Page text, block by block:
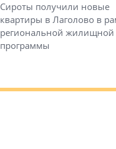
Сироты получили новые
квартиры в Лаголово в
региональной жилищной
программы